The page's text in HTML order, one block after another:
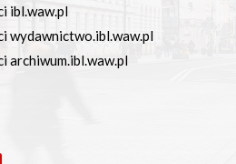
ibl.waw.pl
wydawnictwo.ibl.waw.pl
archiwum.ibl.waw.pl